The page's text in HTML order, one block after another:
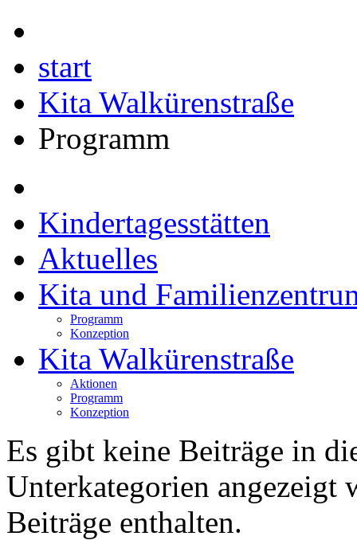
start
Kita Walkürenstraße
Programm
Kindertagesstätten
Aktuelles
Kita und
Programm
Konzeption
Kita Walkürenstraße
Aktionen
Programm
Konzeption
Es gibt keine Beiträge in
Unterkategorien angezeigt
Beiträge enthalten.